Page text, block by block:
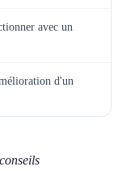
avec un
d'un